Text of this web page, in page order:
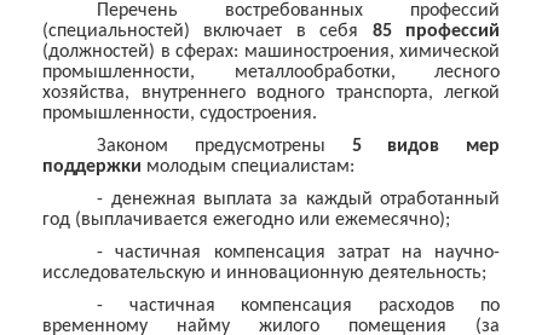
Перечень востребованных профессий
(специальностей) включает в себя 85 профессий
(должностей) в сферах: машиностроения, химической
промышленности, металлообработки, лесного
хозяйства, внутреннего водного транспорта, легкой
промышленности, судостроения.
Законом предусмотрены 5 видов мер
поддержки молодым специалистам:
- денежная выплата за каждый отработанный
год (выплачивается ежегодно или ежемесячно);
- частичная компенсация затрат на научно-
исследовательскую и инновационную деятельность;
- частичная компенсация расходов по
временному найму жилого помещения (за